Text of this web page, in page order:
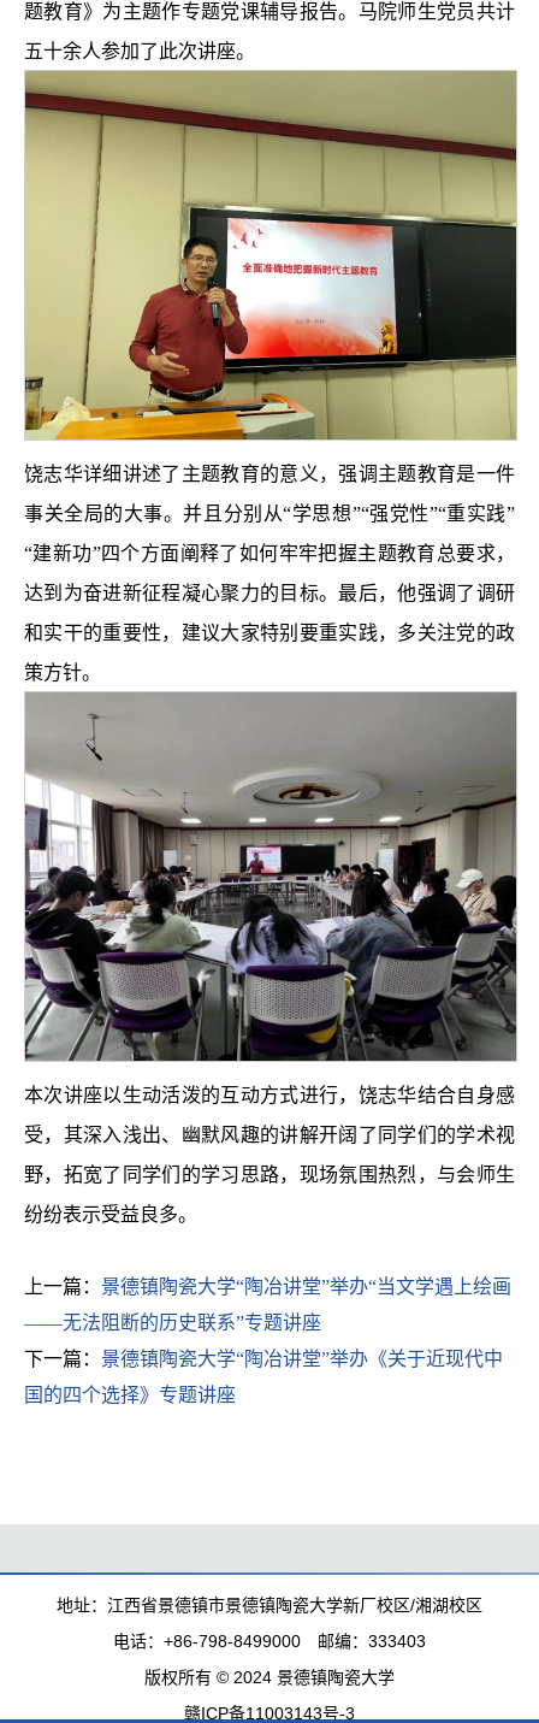
题教育》为主题作专题党课辅导报告。马院师生党员共计
五十余人参加了此次讲座。
饶志华详细讲述了主题教育的意义，强调主题教育是一件
事关全局的大事。并且分别从“学思想”“强党性”“重实践”
“建新功”四个方面阐释了如何牢牢把握主题教育总要求，
达到为奋进新征程凝心聚力的目标。最后，他强调了调研
和实干的重要性，建议大家特别要重实践，多关注党的政
策方针。
本次讲座以生动活泼的互动方式进行，饶志华结合自身感
受，其深入浅出、幽默风趣的讲解开阔了同学们的学术视
野，拓宽了同学们的学习思路，现场氛围热烈，与会师生
纷纷表示受益良多。
上一篇： 景德镇陶瓷大学“陶冶讲堂”举办“当文学遇上绘画
——无法阻断的历史联系”专题讲座
下一篇： 景德镇陶瓷大学“陶冶讲堂”举办《关于近现代中
国的四个选择》专题讲座
地址：江西省景德镇市景德镇陶瓷大学新厂校区/湘湖校区
电话：+86-798-8499000 邮编：333403
版权所有 © 2024 景德镇陶瓷大学
赣ICP备11003143号-3